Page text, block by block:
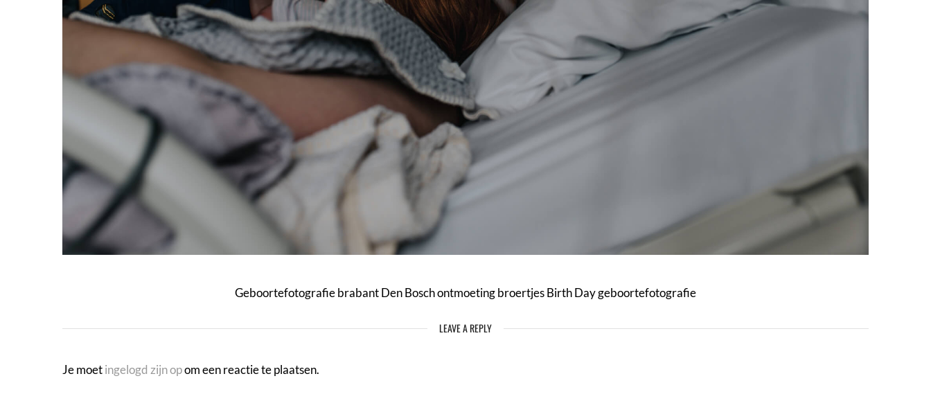
Geboortefotografie brabant Den Bosch ontmoeting broertjes Birth Day geboortefotografie
LEAVE A REPLY
Je moetingelogd zijn opom een reactie te plaatsen.